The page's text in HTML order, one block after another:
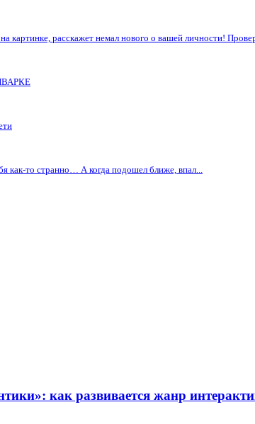
картинке, расскажет немал нового о вашей личности!
как-то странно… А когда подошел ближе, впал...
как развивается жанр